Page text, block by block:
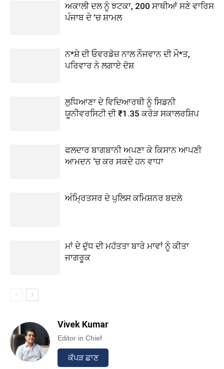
ਅਕਾਲੀ ਦਲ ਨੂੰ ਝਟਕਾ, 200 ਸਾਥੀਆਂ ਸਣੇ ਵਾਰਿਸ
ਪੰਜਾਬ ਦੇ ’ਚ ਸ਼ਾਮਲ
ਨ*ਸ਼ੇ ਦੀ ਓਵਰਡੋਜ਼ ਨਾਲ ਨੌਜਵਾਨ ਦੀ ਮੌ*ਤ,
ਪਰਿਵਾਰ ਨੇ ਲਗਾਏ ਦੋਸ਼
ਲੁਧਿਆਣਾ ਦੇ ਵਿਦਿਆਰਥੀ ਨੂੰ ਸਿਡਨੀ
ਯੂਨੀਵਰਸਿਟੀ ਦੀ ₹1.35 ਕਰੋੜ ਸਕਾਲਰਸ਼ਿਪ
ਫਲਦਾਰ ਬਾਗਬਾਨੀ ਅਪਣਾ ਕੇ ਕਿਸਾਨ ਆਪਣੀ
ਆਮਦਨ ‘ਚ ਕਰ ਸਕਦੇ ਹਨ ਵਾਧਾ
ਅੰਮ੍ਰਿਤਸਰ ਦੇ ਪੁਲਿਸ ਕਮਿਸ਼ਨਰ ਬਦਲੇ
ਮਾਂ ਦੇ ਦੁੱਧ ਦੀ ਮਹੱਤਤਾ ਬਾਰੇ ਮਾਵਾਂ ਨੂੰ ਕੀਤਾ
ਜਾਗਰੂਕ
Vivek Kumar
Editor in Chief
ਕੱਪੜ ਛਾਣ